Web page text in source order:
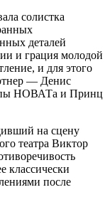
солистка
деталей
и грация молодой
и для этого
— Денис
НОВАТа и Принц
на сцену
театра Виктор
классически
после